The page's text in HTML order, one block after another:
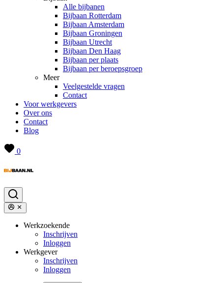
Alle bijbanen
Bijbaan Rotterdam
Bijbaan Amsterdam
Bijbaan Groningen
Bijbaan Utrecht
Bijbaan Den Haag
Bijbaan per plaats
Bijbaan per beroepsgroep
Meer
Veelgestelde vragen
Contact
Voor werkgevers
Over ons
Contact
Blog
0
Werkzoekende
Inschrijven
Inloggen
Werkgever
Inschrijven
Inloggen